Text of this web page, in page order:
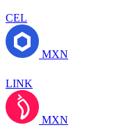
CEL
MXN
LINK
MXN